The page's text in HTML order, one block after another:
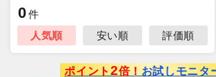
0件
人気順
安い順 評価順
ポイント 2倍！ お試しモニタ